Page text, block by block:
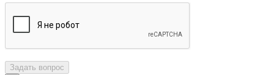
Задать вопрос